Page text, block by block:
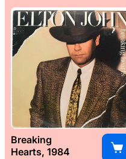
Breaking
Hearts, 1984